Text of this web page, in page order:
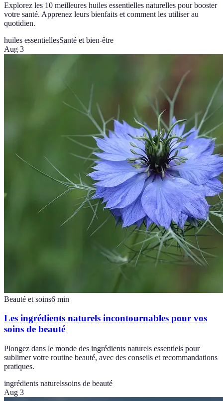
Explorez les 10 meilleures huiles essentielles naturelles pour booster
votre santé. Apprenez leurs bienfaits et comment les utiliser au
quotidien.
huiles essentiellesSanté et bien-être
Aug 3
Beauté et soins6 min
Les ingrédients naturels incontournables pour vos
soins de beauté
Plongez dans le monde des ingrédients naturels essentiels pour
sublimer votre routine beauté, avec des conseils et recommandations
pratiques.
ingrédients naturelssoins de beauté
Aug 3